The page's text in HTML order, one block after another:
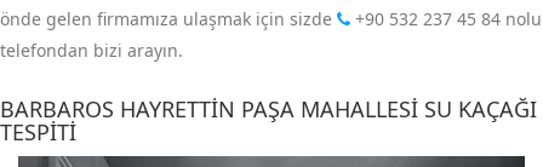
önde gelen firmamıza ulaşmak için sizde
+90 532 237 45 84 nolu
telefondan bizi arayın.
BARBAROS HAYRETTIN PAŞA MAHALLESI SU KAÇAĞI
TESPITI